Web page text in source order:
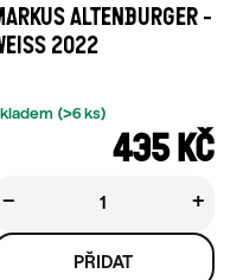
ALTENBURGER -
2022
435 KČ
(>6 ks)
+
−